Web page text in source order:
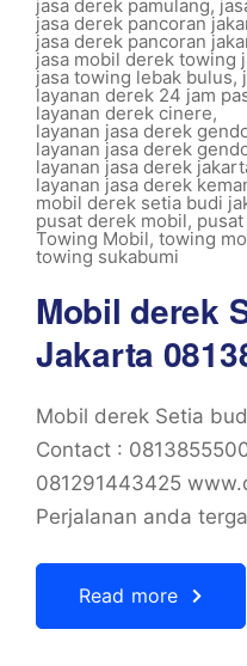
jasa derek pamulang,
jasa derek pancoran
jasa derek pancoran
jasa mobil derek towing
jasa towing lebak bulus,
layanan derek 24 jam
layanan derek cinere,
layanan jasa derek
layanan jasa derek
layanan jasa derek
layanan jasa derek
mobil derek setia budi
pusat derek mobil,
Towing Mobil, towing
towing sukabumi
Mobil derek
Jakarta
Mobil derek Setia
Contact :
081291443425
Perjalanan anda
Read more